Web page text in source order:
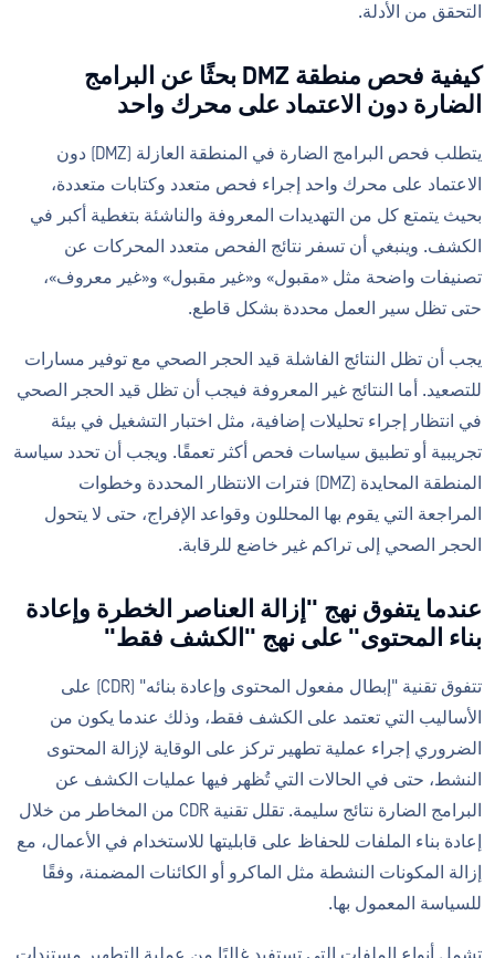
التحقق من الأدلة.
كيفية فحص منطقة DMZ بحثًا عن البرامج
الضارة دون الاعتماد على محرك واحد
يتطلب فحص البرامج الضارة في المنطقة العازلة (DMZ) دون
الاعتماد على محرك واحد إجراء فحص متعدد وكتابات متعددة،
بحيث يتمتع كل من التهديدات المعروفة والناشئة بتغطية أكبر في
الكشف. وينبغي أن تسفر نتائج الفحص متعدد المحركات عن
تصنيفات واضحة مثل «مقبول» و«غير مقبول» و«غير معروف»،
حتى تظل سير العمل محددة بشكل قاطع.
يجب أن تظل النتائج الفاشلة قيد الحجر الصحي مع توفير مسارات
للتصعيد. أما النتائج غير المعروفة فيجب أن تظل قيد الحجر الصحي
في انتظار إجراء تحليلات إضافية، مثل اختبار التشغيل في بيئة
تجريبية أو تطبيق سياسات فحص أكثر تعمقًا. ويجب أن تحدد سياسة
المنطقة المحايدة (DMZ) فترات الانتظار المحددة وخطوات
المراجعة التي يقوم بها المحللون وقواعد الإفراج، حتى لا يتحول
الحجر الصحي إلى تراكم غير خاضع للرقابة.
عندما يتفوق نهج "إزالة العناصر الخطرة وإعادة
بناء المحتوى" على نهج "الكشف فقط"
تتفوق تقنية "إبطال مفعول المحتوى وإعادة بنائه" (CDR) على
الأساليب التي تعتمد على الكشف فقط، وذلك عندما يكون من
الضروري إجراء عملية تطهير تركز على الوقاية لإزالة المحتوى
النشط، حتى في الحالات التي تُظهر فيها عمليات الكشف عن
البرامج الضارة نتائج سليمة. تقلل تقنية CDR من المخاطر من خلال
إعادة بناء الملفات للحفاظ على قابليتها للاستخدام في الأعمال، مع
إزالة المكونات النشطة مثل الماكرو أو الكائنات المضمنة، وفقًا
للسياسة المعمول بها.